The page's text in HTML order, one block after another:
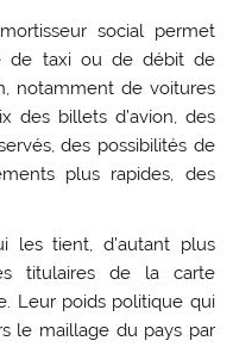
social permet
de taxi ou de débit de
notamment de voitures
des billets d’avion, des
des possibilités de
plus rapides, des
les tient, d’autant plus
titulaires de la carte
Leur poids politique qui
le maillage du pays par